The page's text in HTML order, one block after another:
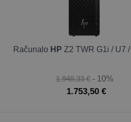
Računalo HP Z2 TWR G1i / U7 /
1.948,33 € - 10%
1.753,50 €